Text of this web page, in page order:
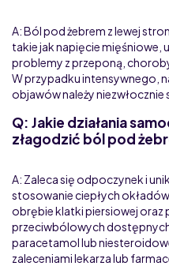
A: Ból pod żebrem z lewej
takie jak napięcie mięśniowe,
problemy z przeponą,
W przypadku intensywnego,
objawów należy niezwłocznie
Q: Jakie działania
złagodzić ból pod
A: Zaleca się odpoczynek i
stosowanie ciepłych
obrębie klatki piersiowej oraz
przeciwbólowych
paracetamol lub
zaleceniami lekarza lub